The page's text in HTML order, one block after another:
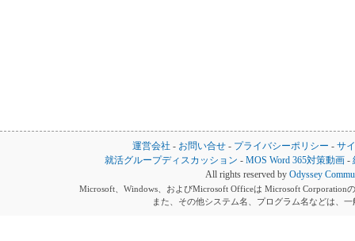
運営会社 - お問い合せ - プライバシーポリシー - サ
就活グループディスカッション -MOS Word 365対策動画 -
All rights reserved by Odyssey
Microsoft、Windows、およびMicrosoft Officeは Microsoft Corporation
また、その他システム名、プログラム名などは、